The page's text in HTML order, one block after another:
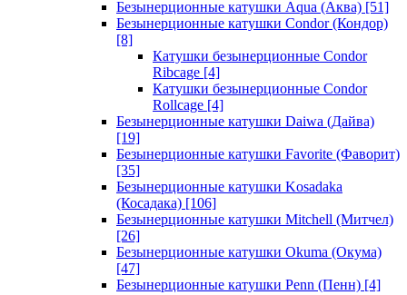
Безынерционные катушки Aqua (Аква) [51]
Безынерционные катушки Condor (Кондор)
[8]
Катушки безынерционные Condor
Ribcage [4]
Катушки безынерционные Condor
Rollcage [4]
Безынерционные катушки Daiwa (Дайва)
[19]
Безынерционные катушки Favorite (Фаворит)
[35]
Безынерционные катушки Kosadaka
(Косадака) [106]
Безынерционные катушки Mitchell (Митчел)
[26]
Безынерционные катушки Okuma (Окума)
[47]
Безынерционные катушки Penn (Пенн) [4]